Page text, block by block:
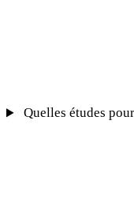
Quelles études